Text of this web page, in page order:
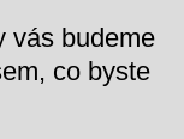
vás budeme
co byste